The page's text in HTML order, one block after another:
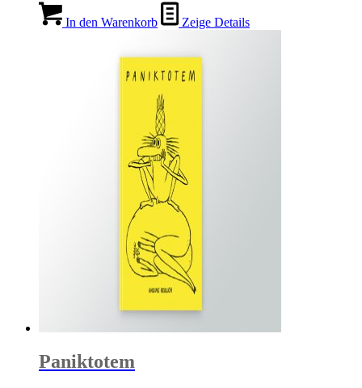
In den Warenkorb Zeige Details
Paniktotem